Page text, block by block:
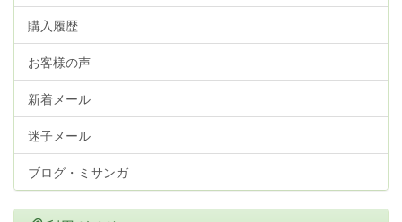
購入履歴
お客様の声
新着メール
迷子メール
ブログ・ミサンガ